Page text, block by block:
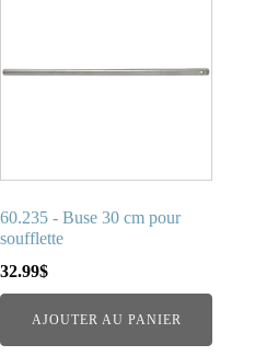
60.235 - Buse 30 cm pour
soufflette
32.99$
AJOUTER AU PANIER